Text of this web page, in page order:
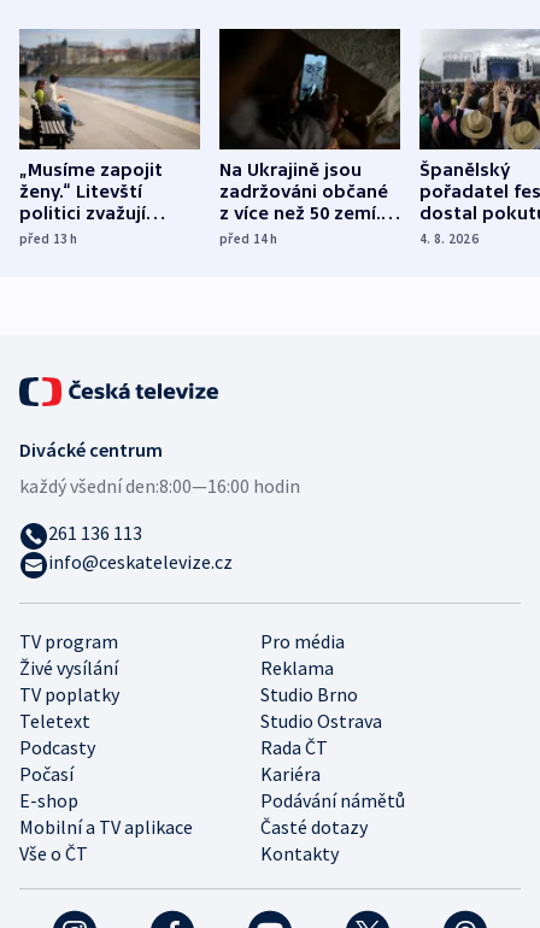
„Musíme zapojit
ženy.“ Litevští
politici zvažují
dohodu o
před 13h
Na Ukrajině jsou
zadržováni občané
z více než 50 zemí.
Bojovali na straně
před 14h
Španělský
pořadatel
dostal
nekalé
4. 8. 2026
TV program
Pro média
Živé vysílání
Reklama
TV poplatky
Studio Brno
Teletext
Studio Ostrava
Podcasty
Rada ČT
Počasí
Kariéra
E-shop
Podávání námětů
Mobilní a TV aplikace
Časté dotazy
Vše o ČT
Kontakty
Divácké centrum
každý všední den:8:00—16:00 hodin
261 136 113
info@ceskatelevize.cz